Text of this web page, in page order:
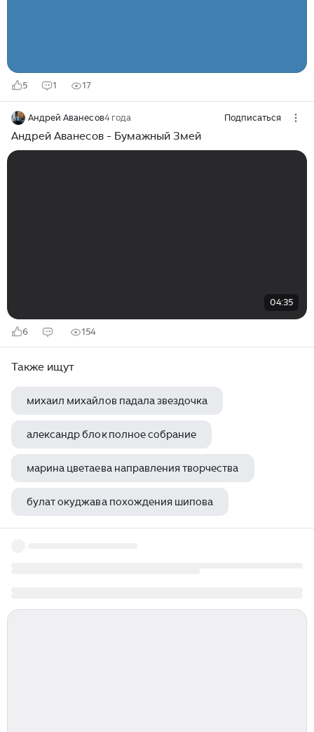
чувствовал притом, Что на свободе он. Змей был над
нами высоко, А мы вдвоём — под ним, Но удивительно
легко Мы управляли им. Он так и рвался в облака,
Чтоб скрыться в облаках, Но мы-то знали: нить крепка
И Змей у нас в руках!
5 1 17
Андрей Аванесов4 года Подписаться
Андрей Аванесов - Бумажный Змей
04:35
6 154
Также ищут
михаил михайлов падала звездочка
александр блок полное собрание
марина цветаева направления творчества
булат окуджава похождения шипова